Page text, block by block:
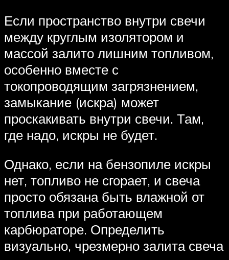
Если пространство внутри свечи
между круглым изолятором и
массой залито лишним топливом,
особенно вместе с
токопроводящим загрязнением,
замыкание (искра) может
проскакивать внутри свечи. Там,
где надо, искры не будет.
Однако, если на бензопиле искры
нет, топливо не сгорает, и свеча
просто обязана быть влажной от
топлива при работающем
карбюраторе. Определить
визуально, чрезмерно залита свеча